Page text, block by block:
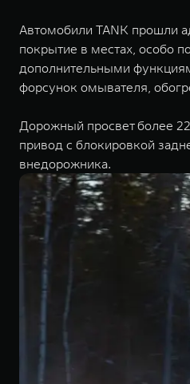
Автомобили TANK прошли
покрытие в местах, особо
дополнительными
форсунок омывателя,
Дорожный просвет более
привод c блокировкой
внедорожника.